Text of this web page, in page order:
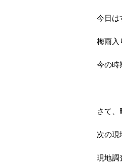
今日は
梅雨入
今の時
さて
次の現
現地調